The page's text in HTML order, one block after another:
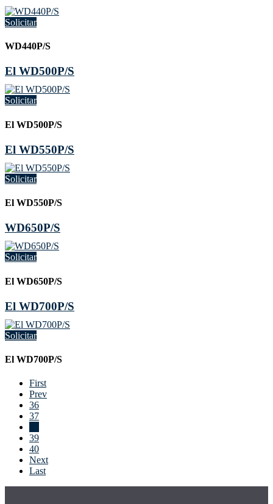
Solicitar
WD440P/S
El WD500P/S
Solicitar
El WD500P/S
El WD550P/S
Solicitar
El WD550P/S
WD650P/S
Solicitar
El WD650P/S
El WD700P/S
Solicitar
El WD700P/S
First
Prev
36
37
39
40
Next
Last